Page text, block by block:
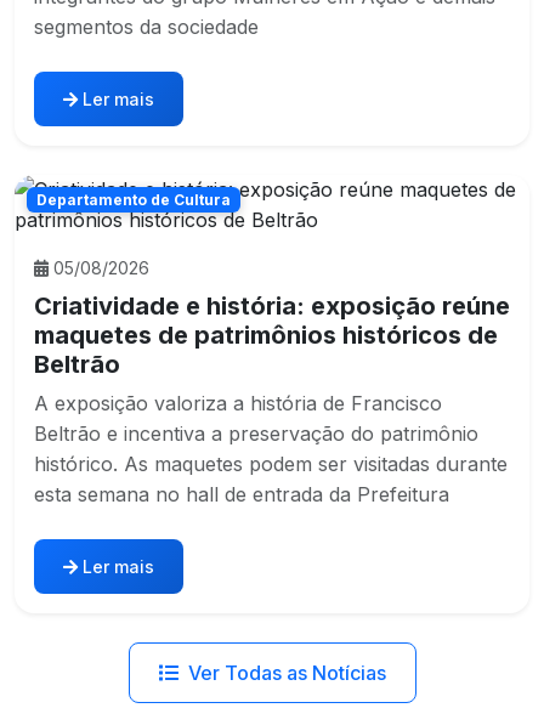
segmentos da sociedade
Ler mais
Departamento de Cultura
05/08/2026
Criatividade e história: exposição reúne
maquetes de patrimônios históricos de
Beltrão
A exposição valoriza a história de Francisco
Beltrão e incentiva a preservação do patrimônio
histórico. As maquetes podem ser visitadas durante
esta semana no hall de entrada da Prefeitura
Ler mais
Ver Todas as Notícias